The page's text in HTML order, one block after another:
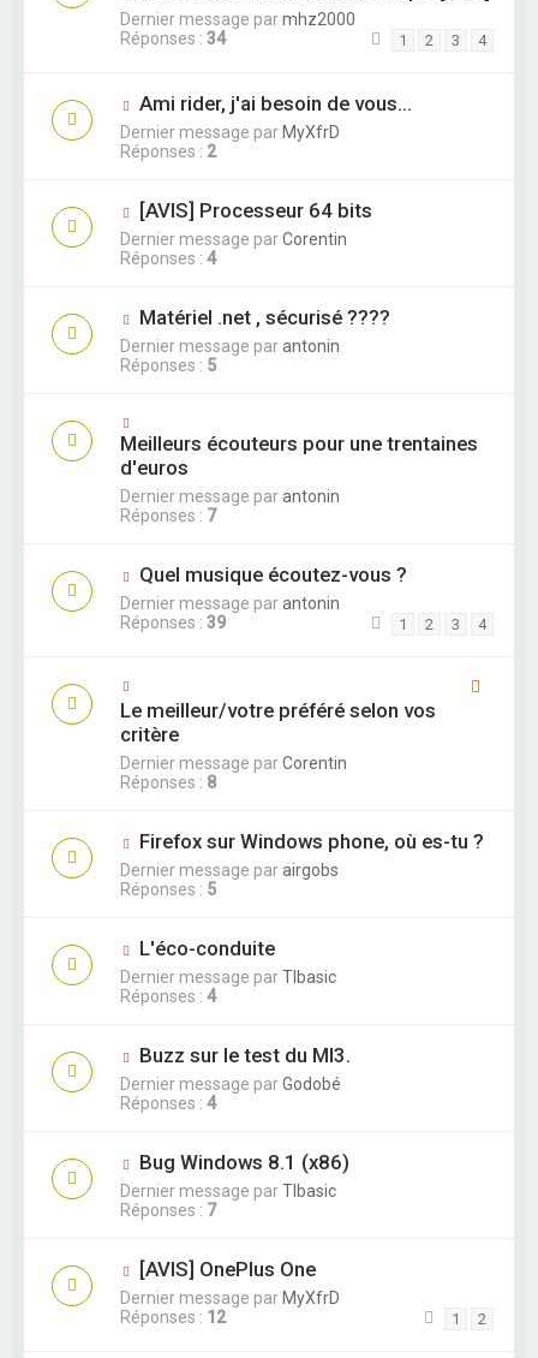
Dernier message parmhz2000
Réponses : 34 1 2 3 4
Ami rider, j'ai besoin de vous...
Dernier message par MyXfrD
Réponses : 2
[AVIS] Processeur 64 bits
Dernier message parCorentin
Réponses : 4
Matériel .net , sécurisé ????
Dernier message parantonin
Réponses : 5
Meilleurs écouteurs pour une trentaines
d'euros
Dernier message parantonin
Réponses : 7
Quel musique écoutez-vous ?
Dernier message parantonin
Réponses : 39 1 2 3 4
Le meilleur/votre préféré selon vos
critère
Dernier message parCorentin
Réponses : 8
Firefox sur Windows phone, où es-tu ?
Dernier message parairgobs
Réponses : 5
L'éco-conduite
Dernier message parTIbasic
Réponses : 4
Buzz sur le test du MI3.
Dernier message parGodobé
Réponses : 4
Bug Windows 8.1 (x86)
Dernier message parTIbasic
Réponses : 7
[AVIS] OnePlus One
Dernier message par MyXfrD
Réponses : 12 1 2